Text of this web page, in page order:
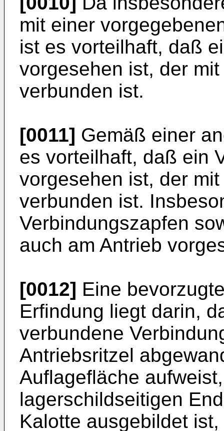
mit einer
ist es vorteilhaft, daß
vorgesehen ist, der
verbunden ist.
[0011] Gemäß einer
es vorteilhaft, daß ein
vorgesehen ist, der
verbunden ist.
Verbindungszapfen
auch am Antrieb
[0012] Eine
Erfindung liegt darin,
verbundene
Antriebsritzel
Auflagefläche
lagerschildseitigen
Kalotte ausgebildet